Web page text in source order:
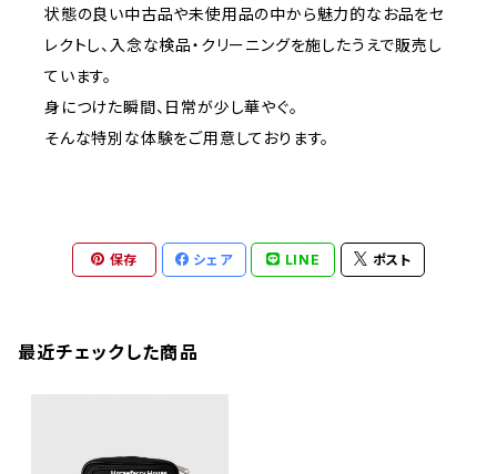
状態の良い中古品や未使用品の中から魅力的なお品をセ
レクトし、入念な検品・クリーニングを施したうえで販売し
ています。
身につけた瞬間、日常が少し華やぐ。
そんな特別な体験をご用意しております。
保存 シェア LINE ポスト
最近チェックした商品